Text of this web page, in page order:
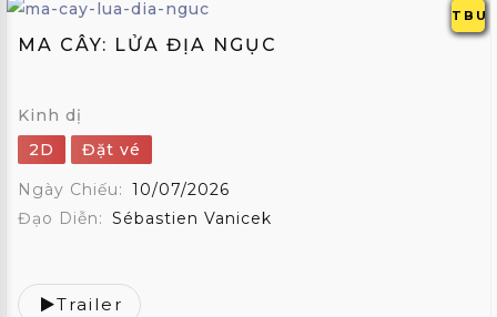
TBU
MA CÂY: LỬA ĐỊA NGỤC
Kinh dị
2D
Đặt vé
Ngày Chiếu: 10/07/2026
Đạo Diễn: Sébastien Vanicek
Trailer